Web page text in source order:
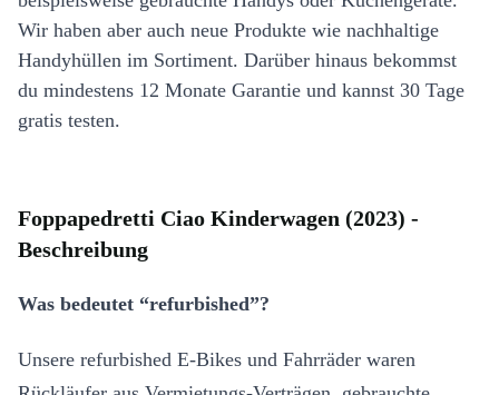
Wir haben aber auch neue Produkte wie nachhaltige
Handyhüllen im Sortiment. Darüber hinaus bekommst
du mindestens 12 Monate Garantie und kannst 30 Tage
gratis testen.
Foppapedretti Ciao Kinderwagen (2023) -
Beschreibung
Was bedeutet “refurbished”?
Unsere refurbished E-Bikes und Fahrräder waren